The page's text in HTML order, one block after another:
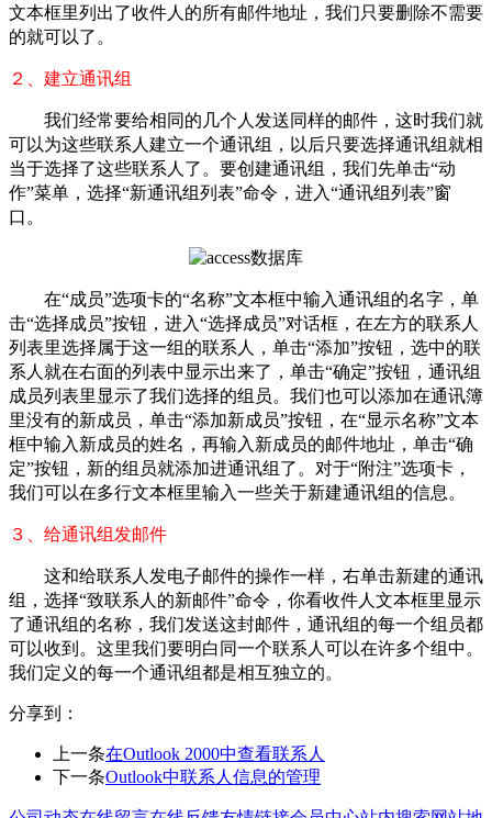
文本框里列出了收件人的所有邮件地址，我们只要删除不需要
的就可以了。
２、建立通讯组
我们经常要给相同的几个人发送同样的邮件，这时我们就
可以为这些联系人建立一个通讯组，以后只要选择通讯组就相
当于选择了这些联系人了。要创建通讯组，我们先单击“动
作”菜单，选择“新通讯组列表”命令，进入“通讯组列表”窗
口。
在“成员”选项卡的“名称”文本框中输入通讯组的名字，单
击“选择成员”按钮，进入“选择成员”对话框，在左方的联系人
列表里选择属于这一组的联系人，单击“添加”按钮，选中的联
系人就在右面的列表中显示出来了，单击“确定”按钮，通讯组
成员列表里显示了我们选择的组员。我们也可以添加在通讯簿
里没有的新成员，单击“添加新成员”按钮，在“显示名称”文本
框中输入新成员的姓名，再输入新成员的邮件地址，单击“确
定”按钮，新的组员就添加进通讯组了。对于“附注”选项卡，
我们可以在多行文本框里输入一些关于新建通讯组的信息。
３、给通讯组发邮件
这和给联系人发电子邮件的操作一样，右单击新建的通讯
组，选择“致联系人的新邮件”命令，你看收件人文本框里显示
了通讯组的名称，我们发送这封邮件，通讯组的每一个组员都
可以收到。这里我们要明白同一个联系人可以在许多个组中。
我们定义的每一个通讯组都是相互独立的。
分享到：
上一条在Outlook 2000中查看联系人
下一条Outlook中联系人信息的管理